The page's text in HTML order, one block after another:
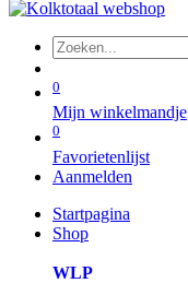
0
Mijn winkelmandje
0
Favorietenlijst
Aanmelden
Startpagina
Shop
WLP